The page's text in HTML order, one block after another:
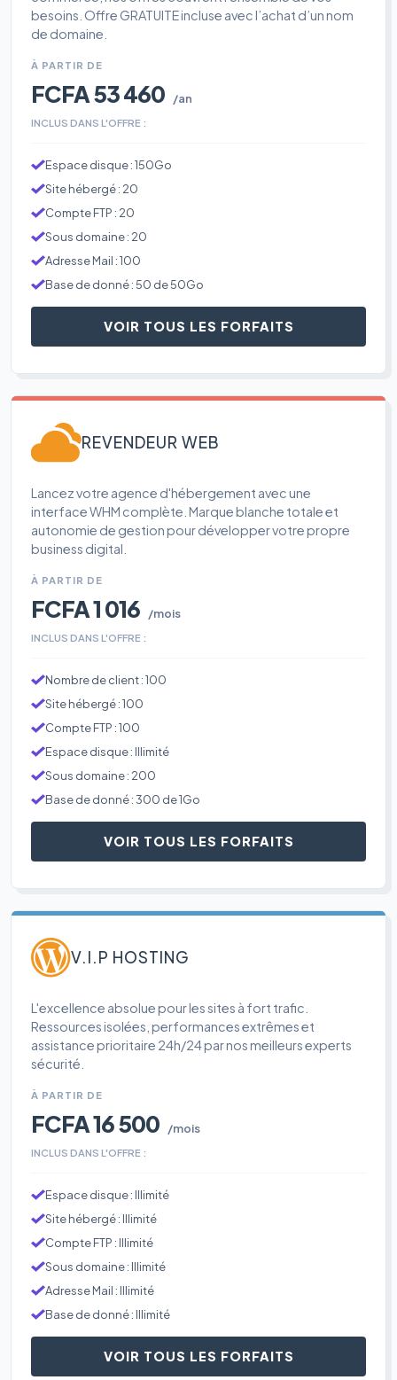
besoins. Offre GRATUITE incluse avec l’achat d’un nom
de domaine.
À PARTIR DE
FCFA 53 460 /an
INCLUS DANS L'OFFRE :
Espace disque : 150Go
Site hébergé : 20
Compte FTP : 20
Sous domaine : 20
Adresse Mail : 100
Base de donné : 50 de 50Go
VOIR TOUS LES FORFAITS
REVENDEUR WEB
Lancez votre agence d'hébergement avec une
interface WHM complète. Marque blanche totale et
autonomie de gestion pour développer votre propre
business digital.
À PARTIR DE
FCFA 1 016 /mois
INCLUS DANS L'OFFRE :
Nombre de client : 100
Site hébergé : 100
Compte FTP : 100
Espace disque : Illimité
Sous domaine : 200
Base de donné : 300 de 1Go
VOIR TOUS LES FORFAITS
V.I.P HOSTING
L'excellence absolue pour les sites à fort trafic.
Ressources isolées, performances extrêmes et
assistance prioritaire 24h/24 par nos meilleurs experts
sécurité.
À PARTIR DE
FCFA 16 500 /mois
INCLUS DANS L'OFFRE :
Espace disque : Illimité
Site hébergé : Illimité
Compte FTP : Illimité
Sous domaine : Illimité
Adresse Mail : Illimité
Base de donné : Illimité
VOIR TOUS LES FORFAITS